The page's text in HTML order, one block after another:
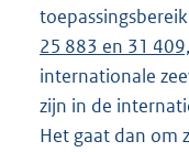
25 883 en 31
internationale
zijn in de
Het gaat dan om